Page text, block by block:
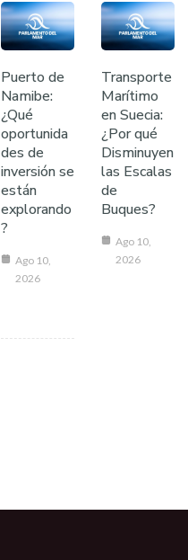
Puerto de
Namibe:
¿Qué
oportunida
des de
inversión se
están
explorando
?
Ago 10,
2026
Transporte
Marítimo
en Suecia:
¿Por qué
Disminuyen
las Escalas
de
Buques?
Ago 10,
2026